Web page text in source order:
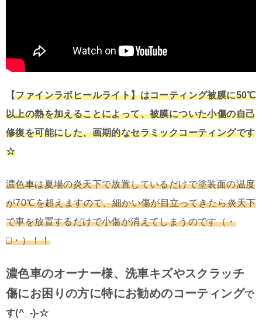
【ファインラボヒールライト】はコーティング被膜に50℃
以上の熱を加えることによって、被膜についた小傷の自己
修復を可能にした、画期的なセラミックコーティングです
☆
濃色車は夏場の炎天下で放置しているだけで塗装面の温度
が70℃を超えますので、細かい傷が目立ってきたら炎天下
で車を放置するだけで小傷が消えてしまうのです（・
□・）！！
濃色車のオーナー様、洗車キズやスクラッチ
傷にお困りの方に特にお勧めのコーティングで
す(^_-)-☆